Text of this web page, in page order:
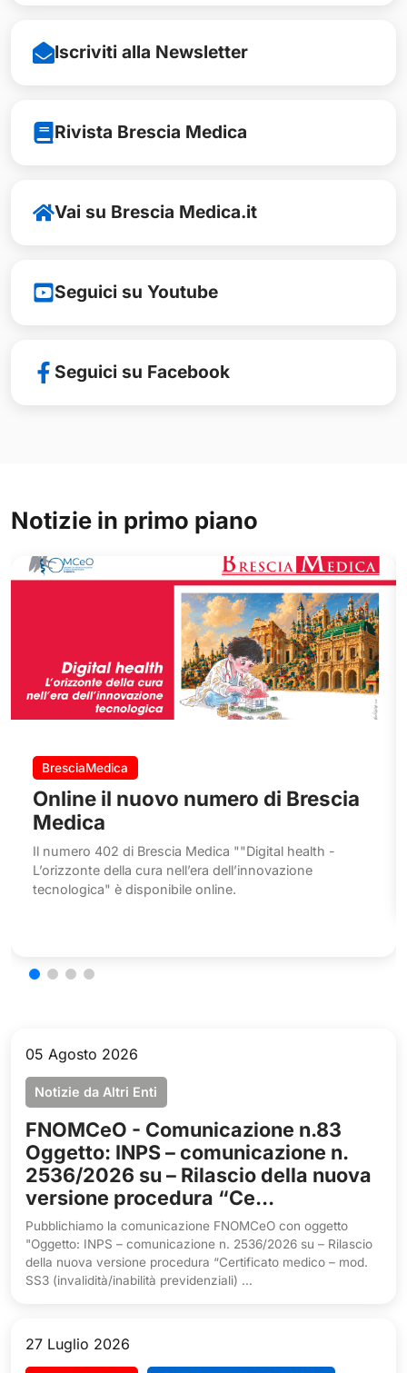
Iscriviti alla Newsletter
Rivista Brescia Medica
Vai su Brescia Medica.it
Seguici su Youtube
Seguici su Facebook
Notizie in primo piano
BresciaMedica
Online il nuovo numero di Brescia
Medica
Il numero 402 di Brescia Medica ""Digital health -
L’orizzonte della cura nell’era dell’innovazione
tecnologica" è disponibile online.
05 Agosto 2026
Notizie da Altri Enti
FNOMCeO - Comunicazione n.83
Oggetto: INPS – comunicazione n.
2536/2026 su – Rilascio della nuova
versione procedura “Ce...
Pubblichiamo la comunicazione FNOMCeO con oggetto
"Oggetto: INPS – comunicazione n. 2536/2026 su – Rilascio
della nuova versione procedura “Certificato medico – mod.
SS3 (invalidità/inabilità previdenziali) ...
27 Luglio 2026